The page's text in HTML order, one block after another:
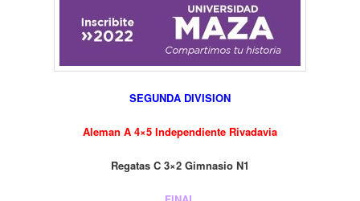
SEGUNDA DIVISION
Aleman A 4×5 Independiente Rivadavia
Regatas C 3×2 Gimnasio N1